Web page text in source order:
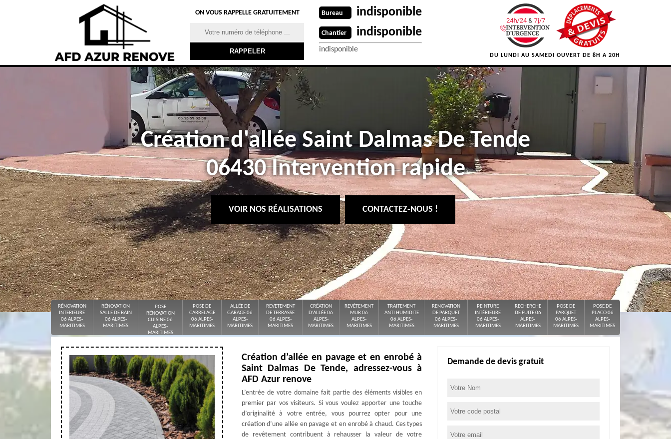
ON VOUS RAPPELLE GRATUITEMENT Bureau indisponible
Chantier indisponible
indisponible
DU LUNDI AU SAMEDI OUVERT DE 8H A 20H
Création d'allée Saint Dalmas De Tende
06430 Intervention rapide
VOIR NOS RÉALISATIONS CONTACTEZ-NOUS !
RÉNOVATION
INTERIEURE
06 ALPES-
MARITIMES
RÉNOVATION
SALLE DE BAIN
06 ALPES-
MARITIMES
POSE
RÉNOVATION
CUISINE 06
ALPES-
MARITIMES
POSE DE
CARRELAGE
06 ALPES-
MARITIMES
ALLÉE DE
GARAGE 06
ALPES-
MARITIMES
REVETEMENT
DE TERRASSE
06 ALPES-
MARITIMES
CRÉATION
D'ALLÉE 06
ALPES-
MARITIMES
REVÊTEMENT
MUR 06
ALPES-
MARITIMES
TRAITEMENT
ANTI HUMIDITE
06 ALPES-
MARITIMES
RENOVATION
DE PARQUET
06 ALPES-
MARITIMES
PEINTURE
INTÉRIEURE
06 ALPES-
MARITIMES
RECHERCHE
DE FUITE 06
ALPES-
MARITIMES
POSE DE
PARQUET
06 ALPES-
MARITIMES
POSE DE
PLACO 06
ALPES-
MARITIMES
Création d’allée en pavage et en enrobé à
Saint Dalmas De Tende, adressez-vous à
AFD Azur renove
L’entrée de votre domaine fait partie des éléments visibles en
premier par vos visiteurs. Si vous voulez apporter une touche
d’originalité à votre entrée, vous pourrez opter pour une
création d’une allée en pavage et en enrobé à chaud. Ces types
de revêtement contribuent à rehausser la valeur de votre
Demande de devis gratuit